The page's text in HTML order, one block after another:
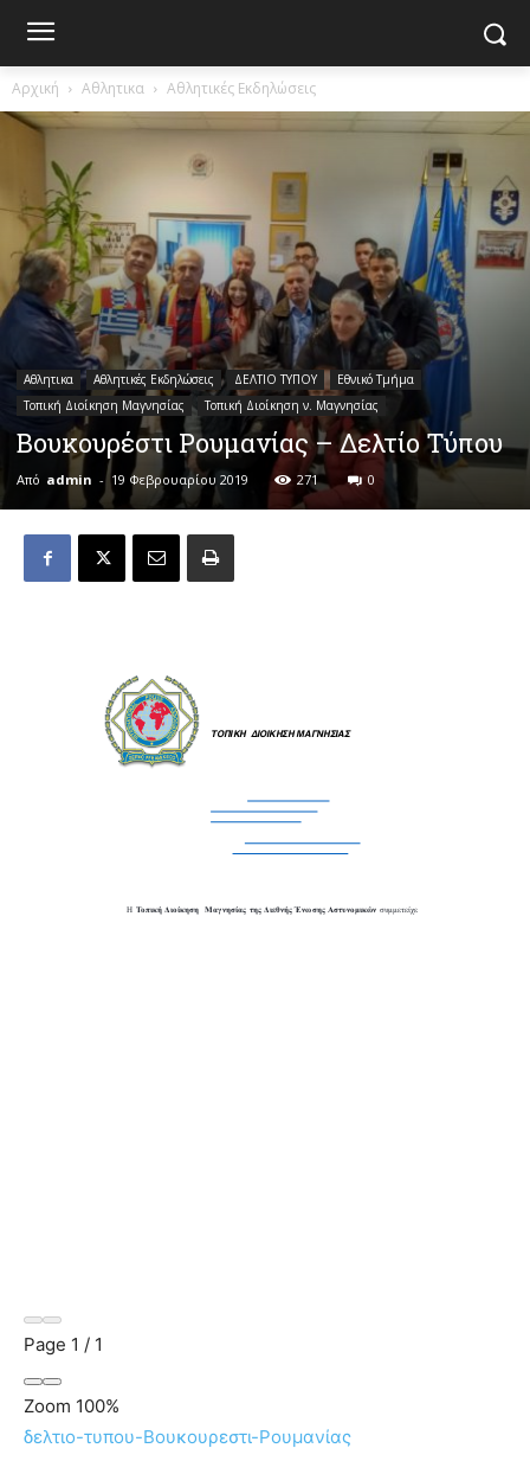
Αρχική Αθλητικα Αθλητικές Εκδηλώσεις
Αθλητικα Αθλητικές Εκδηλώσεις ΔΕΛΤΙΟ ΤΥΠΟΥ
Εθνικό Τμήμα
Τοπική Διοίκηση Μαγνησίας
Τοπική Διοίκηση ν. Μαγνησίας
Βουκουρέστι Ρουμανίας – Δελτίο Τύπου
Από admin - 19 Φεβρουαρίου 2019 271 0
Page 1 / 1
Zoom 100%
δελτιο-τυπου-Βουκουρεστι-Ρουμανίας